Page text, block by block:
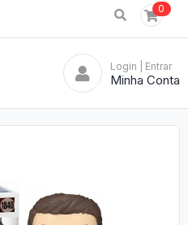
0
Login | Entrar
Minha Conta